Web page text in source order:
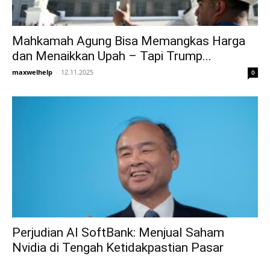
Mahkamah Agung Bisa Memangkas Harga
dan Menaikkan Upah – Tapi Trump...
maxwelhelp - 12.11.2025 0
Perjudian AI SoftBank: Menjual Saham
Nvidia di Tengah Ketidakpastian Pasar